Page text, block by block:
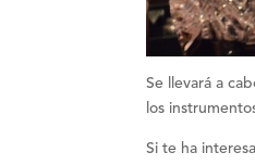
Se llevará a
los
Si te ha